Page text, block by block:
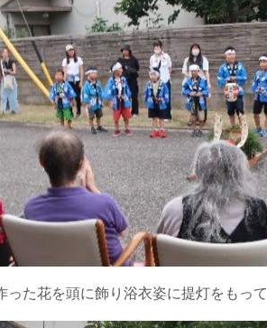
った花を頭に飾り浴衣姿に提灯をもって